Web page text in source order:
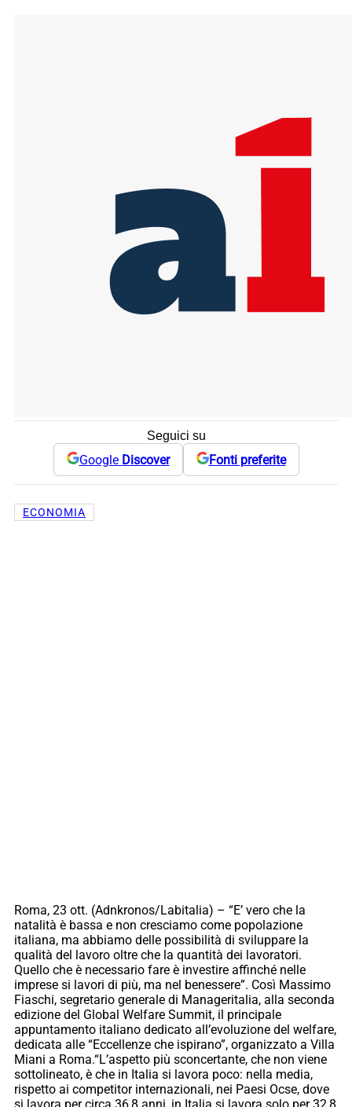
Seguici su
Google Discover Fonti preferite
ECONOMIA
Roma, 23 ott. (Adnkronos/Labitalia) – “E’ vero che la
natalità è bassa e non cresciamo come popolazione
italiana, ma abbiamo delle possibilità di sviluppare la
qualità del lavoro oltre che la quantità dei lavoratori.
Quello che è necessario fare è investire affinché nelle
imprese si lavori di più, ma nel benessere”. Così Massimo
Fiaschi, segretario generale di Manageritalia, alla seconda
edizione del Global Welfare Summit, il principale
appuntamento italiano dedicato all’evoluzione del welfare,
dedicata alle “Eccellenze che ispirano”, organizzato a Villa
Miani a Roma.“L’aspetto più sconcertante, che non viene
sottolineato, è che in Italia si lavora poco: nella media,
rispetto ai competitor internazionali, nei Paesi Ocse, dove